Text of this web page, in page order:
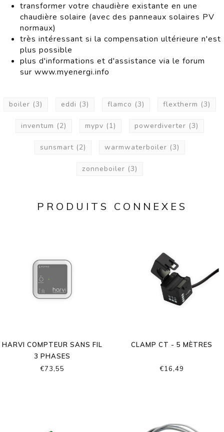
transformer votre chaudière existante en une
chaudière solaire (avec des panneaux solaires PV
normaux)
très intéressant si la compensation ultérieure n'est
plus possible
plus d'informations et d'assistance via le forum
sur www.myenergi.info
boiler (3) eddi (3) flamco (3) flextherm (3)
inventum (2) mypv (1) powerdiverter (3)
sunsmart (2) warmwaterboiler (3)
zonneboiler (3)
PRODUITS CONNEXES
HARVI COMPTEUR SANS FIL
3 PHASES
€73,55
CLAMP CT - 5 MÈTRES
€16,49